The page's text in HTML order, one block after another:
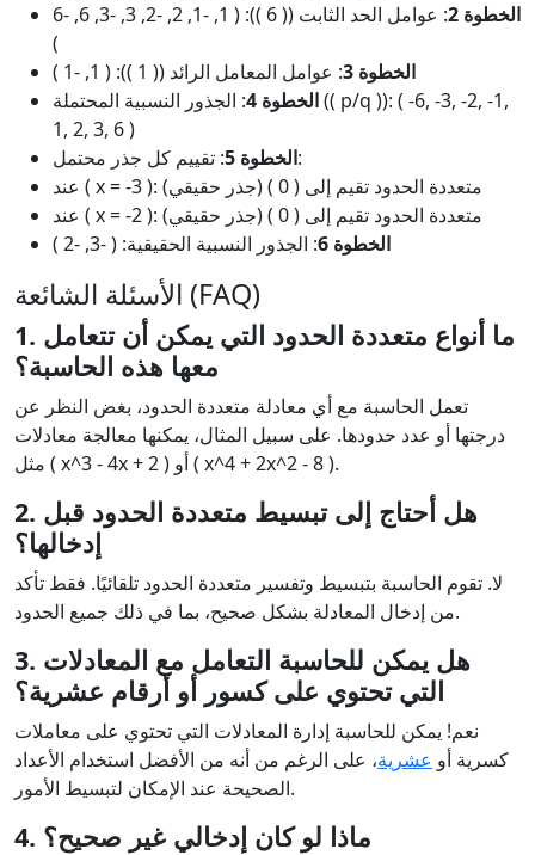
الخطوة 2
: عوامل الحد الثابت (( 6 )): ( 1, -1, 2, -2, 3, -3, 6, -6
)
الخطوة 3
: عوامل المعامل الرائد (( 1 )): ( 1, -1 )
الخطوة 4
: الجذور النسبية المحتملة (( p/q )): ( -6, -3, -2, -1,
1, 2, 3, 6 )
الخطوة 5: تقييم كل جذر محتمل:
عند ( x = -3 ): متعددة الحدود تقيم إلى ( 0 ) (جذر حقيقي)
عند ( x = -2 ): متعددة الحدود تقيم إلى ( 0 ) (جذر حقيقي)
الخطوة 6
: الجذور النسبية الحقيقية: ( -3, -2 )
الأسئلة الشائعة (FAQ)
1. ما أنواع متعددة الحدود التي يمكن أن تتعامل
معها هذه الحاسبة؟
تعمل الحاسبة مع أي معادلة متعددة الحدود، بغض النظر عن
درجتها أو عدد حدودها. على سبيل المثال، يمكنها معالجة معادلات
مثل ( x^3 - 4x + 2 ) أو ( x^4 + 2x^2 - 8 ).
2. هل أحتاج إلى تبسيط متعددة الحدود قبل
إدخالها؟
لا. تقوم الحاسبة بتبسيط وتفسير متعددة الحدود تلقائيًا. فقط تأكد
من إدخال المعادلة بشكل صحيح، بما في ذلك جميع الحدود.
3. هل يمكن للحاسبة التعامل مع المعادلات
التي تحتوي على كسور أو أرقام عشرية؟
نعم! يمكن للحاسبة إدارة المعادلات التي تحتوي على معاملات
كسرية أو عشرية، على الرغم من أنه من الأفضل استخدام الأعداد
الصحيحة عند الإمكان لتبسيط الأمور.
4. ماذا لو كان إدخالي غير صحيح؟